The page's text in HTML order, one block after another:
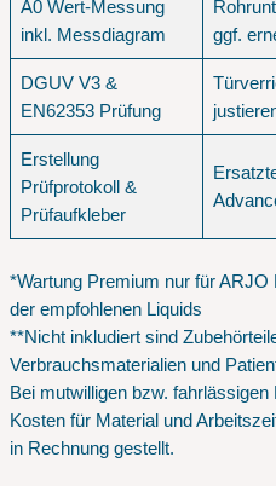
A0 Wert-Messung
inkl. Messdiagram
ggf.
DGUV V3 &
EN62353 Prüfung
Erstellung
Prüfprotokoll &
Prüfaufkleber
*Wartung Premium nur für ARJO
der empfohlenen Liquids
**Nicht inkludiert sind
Verbrauchsmaterialien und
Bei mutwilligen bzw.
Kosten für Material und
in Rechnung gestellt.